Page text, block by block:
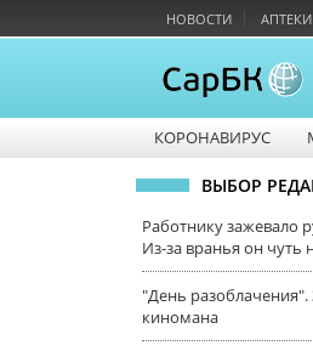
НОВОСТИ АПТЕКИ
КОРОНАВИРУС
ВЫБОР
Работнику зажевало
Из-за вранья он чуть
"День разоблачения".
киномана